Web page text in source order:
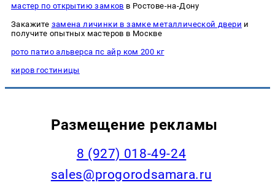
мастер по открытию замков в Ростове-на-Дону
Закажите замена личинки в замке металлической двери и
получите опытных мастеров в Москве
рото патио альверса пс айр ком 200 кг
киров гостиницы
Размещение рекламы
8 (927) 018-49-24
sales@progorodsamara.ru